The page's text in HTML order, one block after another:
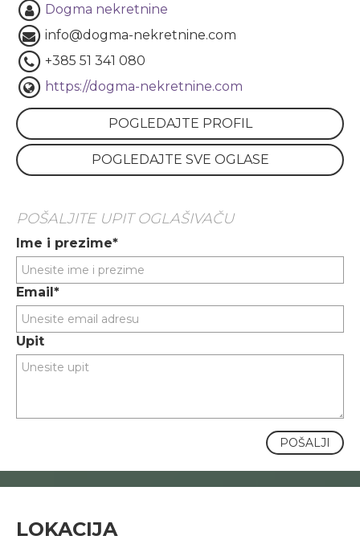
Dogma nekretnine
info@dogma-nekretnine.com
+385 51 341 080
https://dogma-nekretnine.com
POGLEDAJTE PROFIL
POGLEDAJTE SVE OGLASE
POŠALJITE UPIT OGLAŠIVAČU
Ime i prezime*
Email*
Upit
POŠALJI
LOKACIJA